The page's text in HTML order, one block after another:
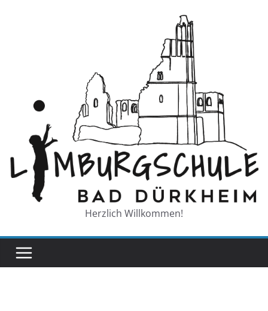
Herzlich Willkommen!